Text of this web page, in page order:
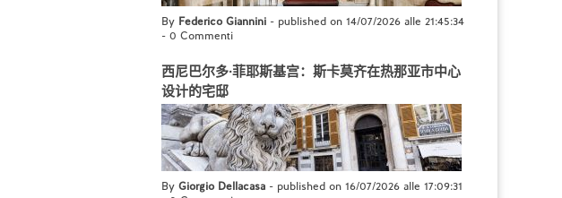
By Federico Giannini - published on 14/07/2026 alle 21:45:34
- 0 Commenti
西尼巴尔多·菲耶斯基宫：斯卡莫齐在热那亚市中心
设计的宅邸
By Giorgio Dellacasa - published on 16/07/2026 alle 17:09:31